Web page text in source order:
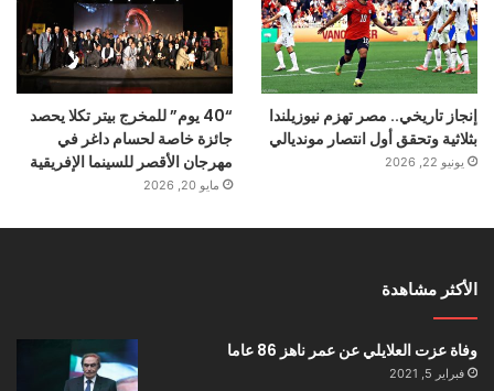
إنجاز تاريخي.. مصر تهزم نيوزيلندا
بثلاثية وتحقق أول انتصار مونديالي
يونيو 22, 2026
“40 يوم” للمخرج بيتر تكلا يحصد
جائزة خاصة لحسام داغر في
مهرجان الأقصر للسينما الإفريقية
مايو 20, 2026
الأكثر مشاهدة
وفاة عزت العلايلي عن عمر ناهز 86 عاما
فبراير 5, 2021